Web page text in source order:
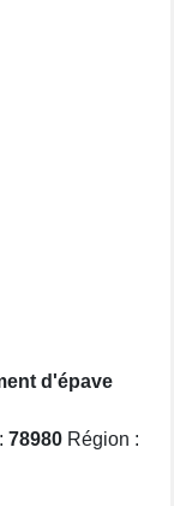
d'épave
78980 Région :